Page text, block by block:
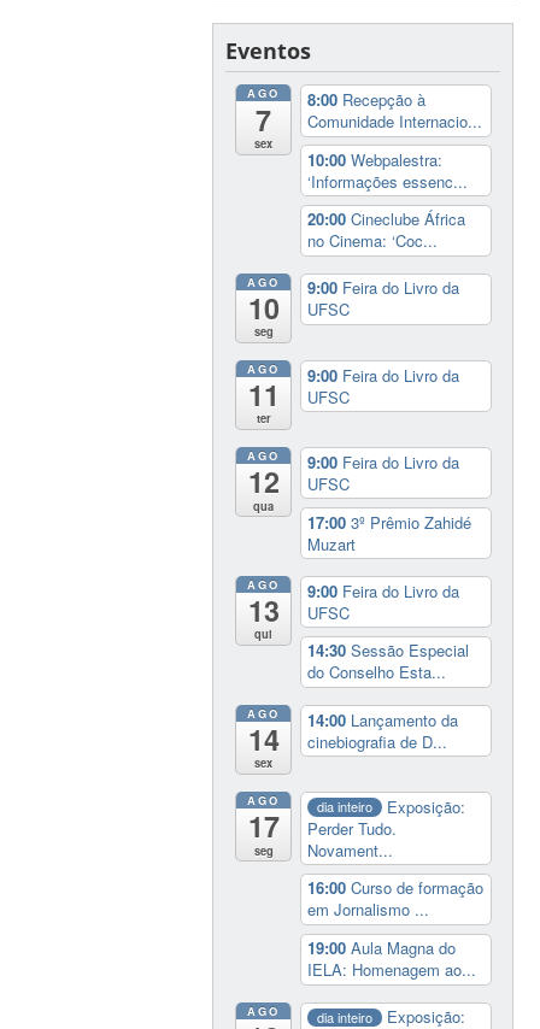
Eventos
AGO
7
sex
8:00 Recepção à
Comunidade Internacio...
10:00Webpalestra:
‘Informações essenc...
20:00Cineclube África
no Cinema: ‘Coc...
AGO
10
seg
9:00 Feira do Livro da
UFSC
AGO
11
ter
9:00 Feira do Livro da
UFSC
AGO
12
qua
9:00 Feira do Livro da
UFSC
17:003º Prêmio Zahidé
Muzart
AGO
13
qui
9:00 Feira do Livro da
UFSC
14:30Sessão Especial
do Conselho Esta...
AGO
14
sex
14:00 Lançamento da
cinebiografia de D...
AGO
17
seg
dia inteiro
Exposição:
Perder Tudo.
Novament...
16:00Curso de formação
em Jornalismo ...
19:00Aula Magna do
IELA: Homenagem ao...
AGO dia inteiro
Exposição: